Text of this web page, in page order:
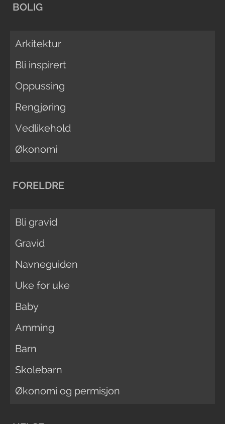
BOLIG
Arkitektur
Bli inspirert
Oppussing
Rengjøring
Vedlikehold
Økonomi
FORELDRE
Bli gravid
Gravid
Navneguiden
Uke for uke
Baby
Amming
Barn
Skolebarn
Økonomi og permisjon